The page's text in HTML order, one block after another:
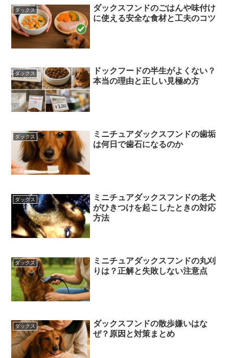
ダックス
ダックスフンドのごはんや味付け
に使える安全な食材と工夫のコツ
ダックス
ドックフードの半生がよくない？
本当の理由と正しい見極め方
ダックス
ミニチュアダックスフンドの歯垢
は何日で歯石になるのか
ダックス
ミニチュアダックスフンドの老犬
がひきつけを起こしたときの対応
方法
ダックス
ミニチュアダックスフンドの丸刈
りは？正解と失敗しない注意点
ダックス
ダックスフンドの散歩嫌いはな
ぜ？原因と対策まとめ